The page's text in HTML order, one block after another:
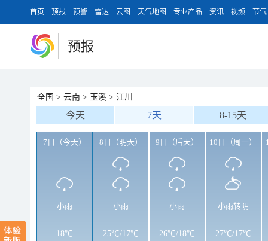
首页 预报 预警 雷达 云图 天气地图 专业产品 资讯 视频 节气
预报
全国 > 云南 > 玉溪 > 江川
今天 7天 8-15天
7日（今天）
小雨
18℃
8日（明天）
小雨
25℃/17℃
9日（后天）
小雨
26℃/18℃
10日（周一）
小雨转阴
27℃/17℃